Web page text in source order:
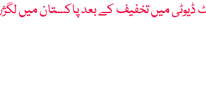
ڈیوٹی میں تخفیف کے بعد پاکستان میں